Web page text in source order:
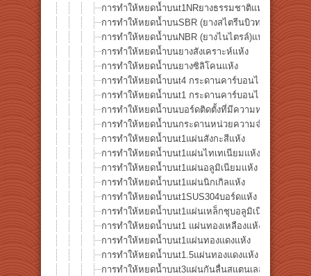
การทำให้หยดน้ำบนt1NRยางธรรมชาติแห้ง
การทำให้หยดน้ำบนSBR (ยางสไตรีนบิวทาไดอีน)แห้ง
การทำให้หยดน้ำบนNBR (ยางไนไตรล์)แห้ง
การทำให้หยดน้ำบนยางสังเคราะห์แห้ง
การทำให้หยดน้ำบนยางซิลิโคนแห้ง
การทำให้หยดน้ำบนt4 กระดานคาร์บอนไฟเบอร์
การทำให้หยดน้ำบนt1 กระดานคาร์บอนไฟเบอร์
การทำให้หยดน้ำบนบอร์ดติดตั้งที่มีความหนาแน่นสูงแ
การทำให้หยดน้ำบนกระดานหน่วยความจำแห้ง
การทำให้หยดน้ำบนt1แผ่นสังกะสีแห้ง
การทำให้หยดน้ำบนt1แผ่นไทเทเนียมแห้ง
การทำให้หยดน้ำบนt1แผ่นอลูมิเนียมแห้ง
การทำให้หยดน้ำบนt1แผ่นนิกเกิลแห้ง
การทำให้หยดน้ำบนt1SUS304บอร์ดแห้ง
การทำให้หยดน้ำบนt1แผ่นเหล็กชุบอลูมิเนียมแห้ง
การทำให้หยดน้ำบนt1 แผ่นทองเหลืองแห้ง
การทำให้หยดน้ำบนt1แผ่นทองแดงแห้ง
การทำให้หยดน้ำบนt1.5แผ่นทองแดงแห้ง
การทำให้หยดน้ำบนt3แผ่นกันลื่นสแตนเลสแห้ง